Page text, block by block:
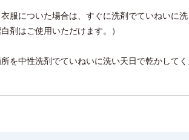
についた場合は、すぐに洗剤でていねいに洗
剤はご使用いただけます。）
中性洗剤でていねいに洗い天日で乾かしてく